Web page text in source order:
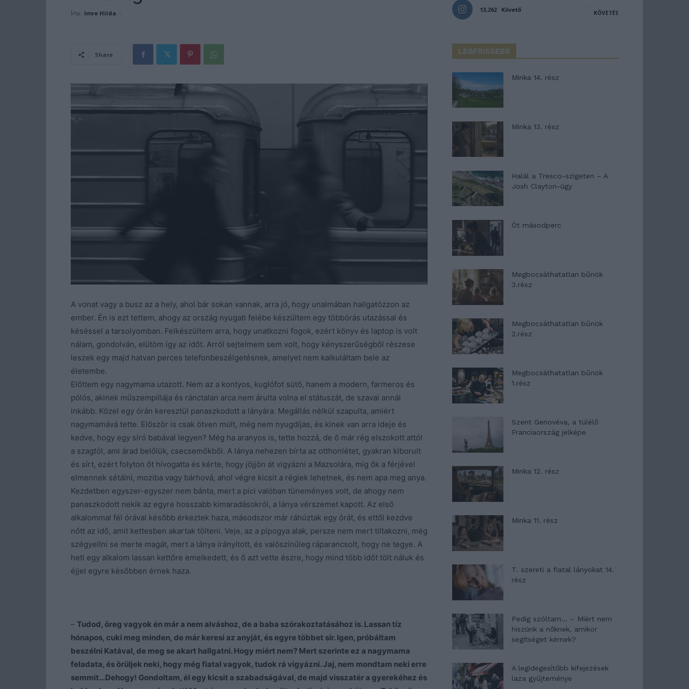
Írta: Imre Hilda -
Share
A vonat vagy a busz az a hely, ahol bár sokan vannak, arra jó, hogy unalmában hallgatózzon az
ember. Én is ezt tettem, ahogy az ország nyugati felébe készültem egy többórás utazással és
késéssel a tarsolyomban. Felkészültem arra, hogy unatkozni fogok, ezért könyv és laptop is volt
nálam, gondolván, elütöm így az időt. Arról sejtelmem sem volt, hogy kényszerűségből részese
leszek egy majd hatvan perces telefonbeszélgetésnek, amelyet nem kalkuláltam bele az
életembe.
Előttem egy nagymama utazott. Nem az a kontyos, kuglófot sütő, hanem a modern, farmeros és
pólós, akinek műszempillája és ránctalan arca nem árulta volna el státuszát, de szavai annál
inkább. Közel egy órán keresztül panaszkodott a lányára. Megállás nélkül szapulta, amiért
nagymamává tette. Először is csak ötven múlt, még nem nyugdíjas, és kinek van arra ideje és
kedve, hogy egy síró babával legyen? Még ha aranyos is, tette hozzá, de ő már rég elszokott attól
a szagtól, ami árad belőlük, csecsemőkből. A lánya nehezen bírta az otthonlétet, gyakran kiborult
és sírt, ezért folyton őt hívogatta és kérte, hogy jöjjön át vigyázni a Mazsolára, míg ők a férjével
elmennek sétálni, moziba vagy bárhová, ahol végre kicsit a régiek lehetnek, és nem apa meg anya.
Kezdetben egyszer-egyszer nem bánta, mert a pici valóban tüneményes volt, de ahogy nem
panaszkodott nekik az egyre hosszabb kimaradásokról, a lánya vérszemet kapott. Az első
alkalommal fél órával később érkeztek haza, másodszor már ráhúztak egy órát, és ettől kezdve
nőtt az idő, amit kettesben akartak tölteni. Veje, az a pipogya alak, persze nem mert tiltakozni, még
szégyellni se merte magát, mert a lánya irányított, és valószínűleg ráparancsolt, hogy ne tegye. A
heti egy alkalom lassan kettőre emelkedett, és ő azt vette észre, hogy mind több időt tölt náluk és
éjjel egyre későbben érnek haza.
– Tudod, öreg vagyok én már a nem alváshoz, de a baba szórakoztatásához is. Lassan tíz
hónapos, cuki meg minden, de már keresi az anyját, és egyre többet sír. Igen, próbáltam
beszélni Katával, de meg se akart hallgatni. Hogy miért nem? Mert szerinte ez a nagymama
feladata, és örüljek neki, hogy még fiatal vagyok, tudok rá vigyázni. Jaj, nem mondtam neki erre
semmit…Dehogy! Gondoltam, él egy kicsit a szabadságával, de majd visszatér a gyerekéhez és
13,262 Követő KÖVETÉS
LEGFRISSEBB
Minka 14. rész
Minka 13. rész
Halál a Tresco-szigeten – A
Josh Clayton-ügy
Öt másodperc
Megbocsáthatatlan bűnök
3.rész
Megbocsáthatatlan bűnök
2.rész
Megbocsáthatatlan bűnök
1.rész
Szent Genovéva, a túlélő
Franciaország jelképe
Minka 12. rész
Minka 11. rész
T. szereti a fiatal lányokat 14.
rész
Pedig szóltam… – Miért nem
hiszünk a nőknek, amikor
segítséget kérnek?
A legidegesítőbb kifejezések
laza gyűjteménye